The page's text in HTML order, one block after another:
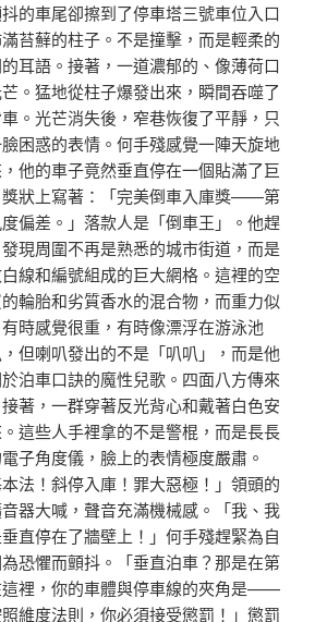
的車尾卻擦到了停車塔三號車位入口
苔蘚的柱子。不是撞擊，而是輕柔的
耳語。接著，一道濃郁的、像薄荷口
。猛地從柱子爆發出來，瞬間吞噬了
。光芒消失後，窄巷恢復了平靜，只
困惑的表情。何手殘感覺一陣天旋地
他的車子竟然垂直停在一個貼滿了巨
獎狀上寫著：「完美倒車入庫獎——第
偏差。」落款人是「倒車王」。他趕
現周圍不再是熟悉的城市街道，而是
線和編號組成的巨大網格。這裡的空
輪胎和劣質香水的混合物，而重力似
時感覺很重，有時像漂浮在游泳池
但喇叭發出的不是「叭叭」，而是他
泊車口訣的魔性兒歌。四面八方傳來
著，一群穿著反光背心和戴著白色安
這些人手裡拿的不是警棍，而是長長
子角度儀，臉上的表情極度嚴肅。
本法！斜停入庫！罪大惡極！」領頭的
器大喊，聲音充滿機械感。「我、我
直停在了牆壁上！」何手殘趕緊為自
恐懼而顫抖。「垂直泊車？那是在第
這裡，你的車體與停車線的夾角是——
維度法則，你必須接受懲罰！」懲罰